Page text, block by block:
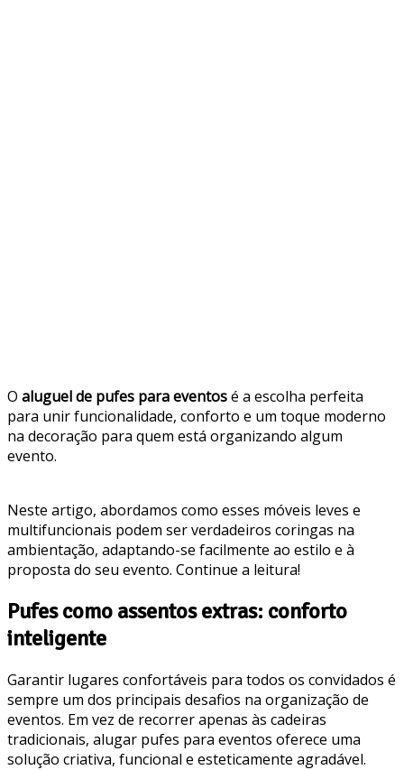
O aluguel de pufes para eventosé a escolha perfeita
para unir funcionalidade, conforto e um toque moderno
na decoração para quem está organizando algum
evento.
Neste artigo, abordamos como esses móveis leves e
multifuncionais podem ser verdadeiros coringas na
ambientação, adaptando-se facilmente ao estilo e à
proposta do seu evento. Continue a leitura!
Pufes como assentos extras: conforto
inteligente
Garantir lugares confortáveis para todos os convidados é
sempre um dos principais desafios na organização de
eventos. Em vez de recorrer apenas às cadeiras
tradicionais, alugar pufes para eventos oferece uma
solução criativa, funcional e esteticamente agradável.